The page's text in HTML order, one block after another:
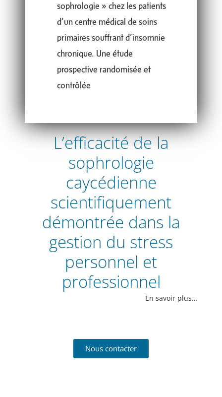
sophrologie » chez les patients
d’un centre médical de soins
primaires souffrant d’insomnie
chronique. Une étude
prospective randomisée et
contrôlée
L’efficacité de la
sophrologie
caycédienne
scientifiquement
démontrée dans la
gestion du stress
personnel et
professionnel
En savoir plus…
Nous contacter